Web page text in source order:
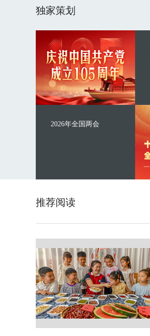
独家策划
2026年全国两会
推荐阅读